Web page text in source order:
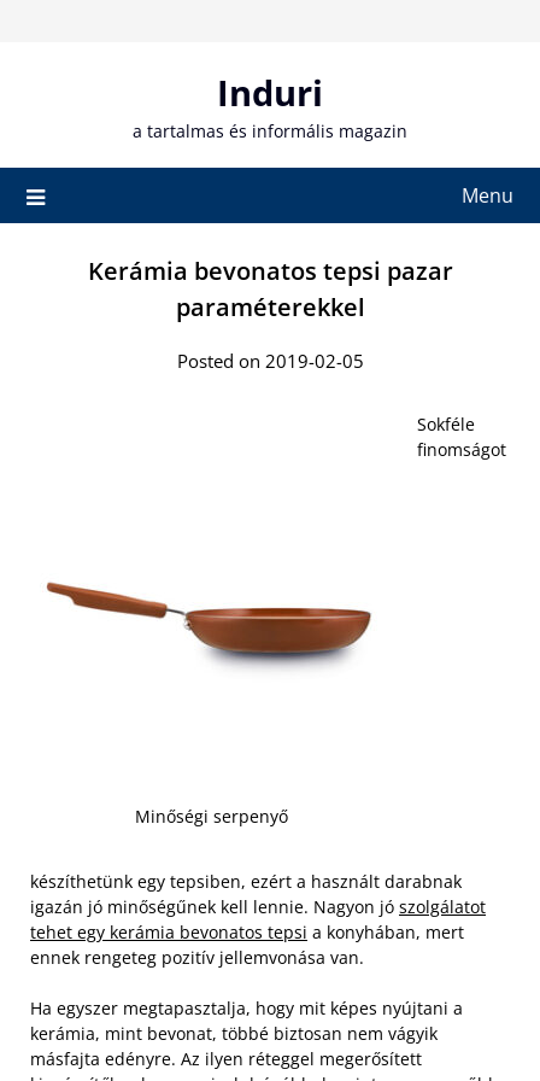
Induri
a tartalmas és informális magazin
Menu
Kerámia bevonatos tepsi pazar
paraméterekkel
Posted on 2019-02-05
Minőségi serpenyő
Sokféle
finomságot
készíthetünk egy tepsiben, ezért a használt darabnak
igazán jó minőségűnek kell lennie. Nagyon jó szolgálatot
tehet egy kerámia bevonatos tepsi a konyhában, mert
ennek rengeteg pozitív jellemvonása van.
Ha egyszer megtapasztalja, hogy mit képes nyújtani a
kerámia, mint bevonat, többé biztosan nem vágyik
másfajta edényre. Az ilyen réteggel megerősített